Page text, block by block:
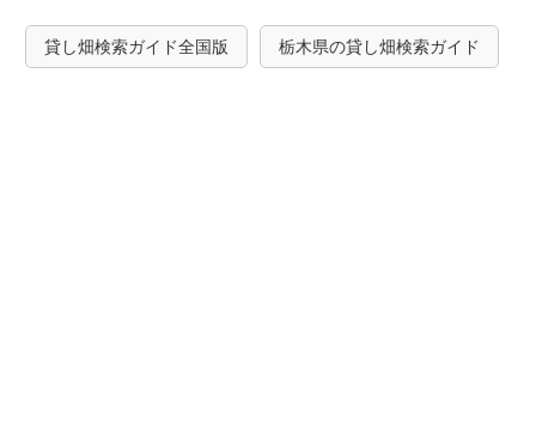
貸し畑検索ガイド全国版 栃木県の貸し畑検索ガイド